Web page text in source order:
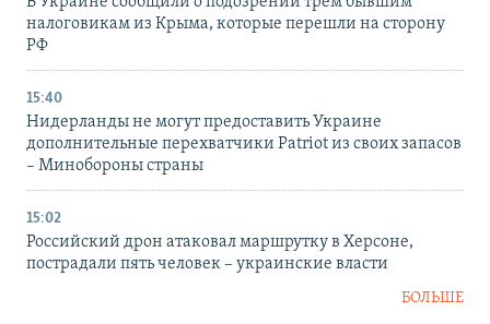
налоговикам из Крыма, которые перешли на сторону
РФ
15:40
Нидерланды не могут предоставить Украине
дополнительные перехватчики Patriot из своих запасов
– Минобороны страны
15:02
Российский дрон атаковал маршрутку в Херсоне,
пострадали пять человек – украинские власти
БОЛЬШЕ